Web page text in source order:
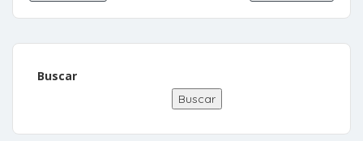
Buscar
Buscar